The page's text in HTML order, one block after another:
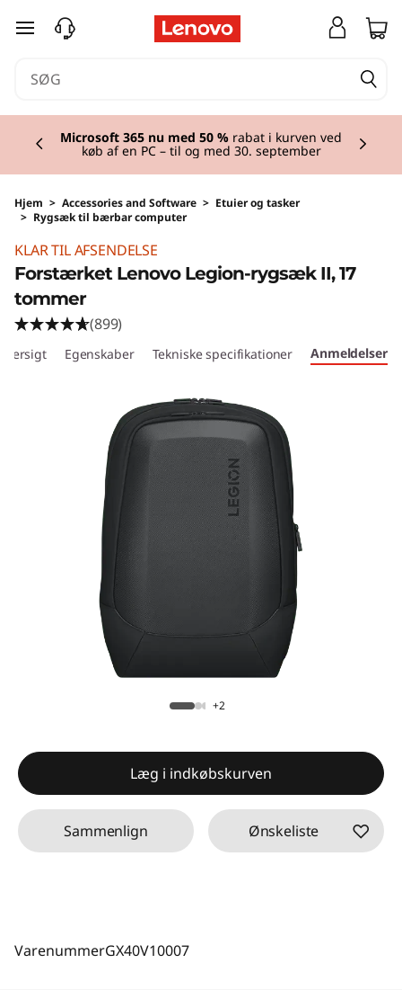
spring til hovedindhold
Microsoft 365 nu med 50 % rabat i kurven ved
køb af en PC – til og med 30. september
Hjem > Accessories and Software > Etuier og tasker
> Rygsæk til bærbar computer
KLAR TIL AFSENDELSE
Forstærket Lenovo Legion-rygsæk II, 17
tommer
(899)
Egenskaber Tekniske specifikationer Anmeldelser
+2
Læg i indkøbskurven
Sammenlign Ønskeliste
VarenummerGX40V10007